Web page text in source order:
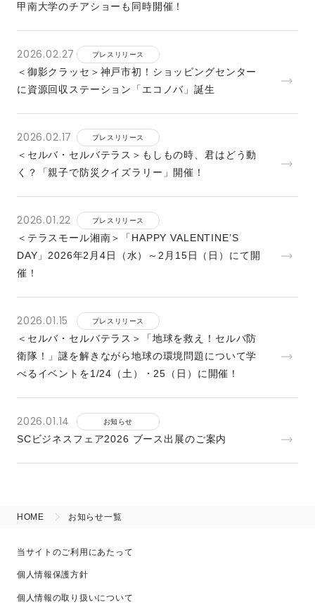
甲南大学のチアショーも同時開催！
2026.02.27 プレスリリース
＜御影クラッセ＞神戸市初！ショッピングセンター
に資源回収ステーション「エコノバ」誕生
2026.02.17 プレスリリース
＜セルバ・セルバテラス＞もしもの時、君はどう動
く？「親子で防災クイズラリー」開催！
2026.01.22 プレスリリース
＜テラスモール湘南＞「HAPPY VALENTINE’S
DAY」2026年2月4日（水）～2月15日（日）にて開
催！
2026.01.15 プレスリリース
＜セルバ・セルバテラス＞「地球を救え！セルバ防
衛隊！」謎を解きながら地球の環境問題について学
べるイベントを1/24（土）・25（日）に開催！
2026.01.14 お知らせ
SCビジネスフェア2026 ブース出展のご案内
HOME お知らせ一覧
当サイトのご利用にあたって
個人情報保護方針
個人情報の取り扱いについて